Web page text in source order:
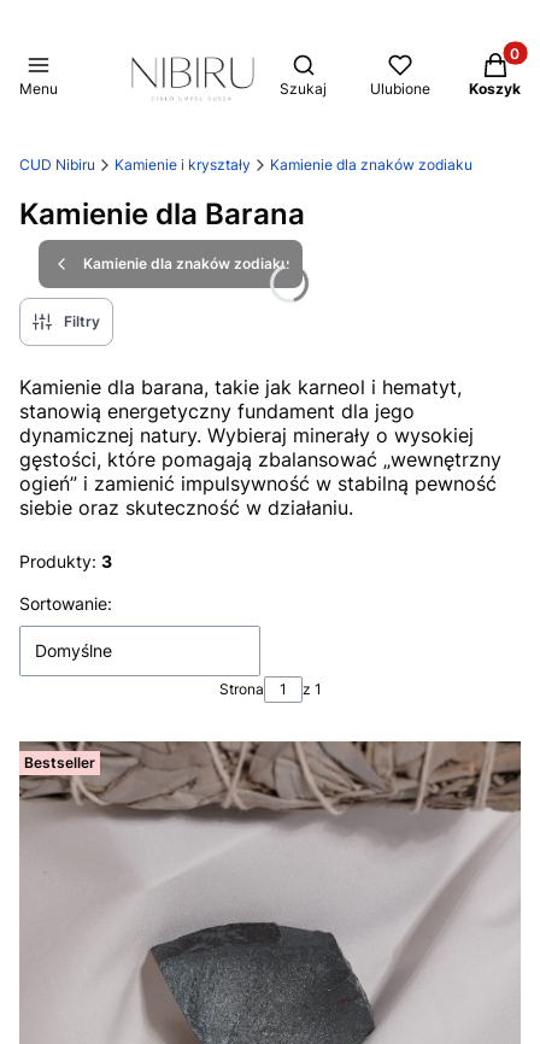
Menu
Otwórz wyszukiwarkę
Szukaj Ulubione Koszyk
CUD Nibiru Kamienie i kryształy Kamienie dla znaków zodiaku
Kamienie dla Barana
Kamienie dla znaków zodiaku
Filtry
Kamienie dla barana, takie jak karneol i hematyt,
stanowią energetyczny fundament dla jego
dynamicznej natury. Wybieraj minerały o wysokiej
gęstości, które pomagają zbalansować „wewnętrzny
ogień” i zamienić impulsywność w stabilną pewność
siebie oraz skuteczność w działaniu.
Produkty: 3
Lista produktów
Sortowanie:
Domyślne
Strona z 1
Bestseller